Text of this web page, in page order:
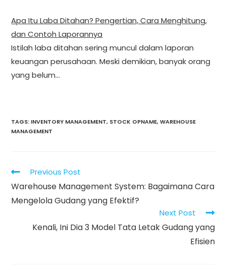
Apa Itu Laba Ditahan? Pengertian, Cara Menghitung,
dan Contoh Laporannya
Istilah laba ditahan sering muncul dalam laporan
keuangan perusahaan. Meski demikian, banyak orang
yang belum…
TAGS: INVENTORY MANAGEMENT, STOCK OPNAME, WAREHOUSE
MANAGEMENT
Read
articles
Previous Post
Warehouse Management System: Bagaimana Cara
Mengelola Gudang yang Efektif?
Next Post
Kenali, Ini Dia 3 Model Tata Letak Gudang yang
Efisien